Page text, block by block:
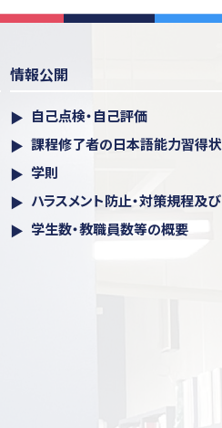
情報公開
自己点検・自己評価
課程修了者の日本語能力習得
学則
ハラスメント防⽌・対策規程及
学生数・教職員数等の概要